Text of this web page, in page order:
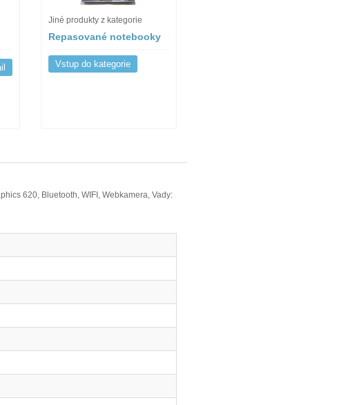
Jiné produkty z kategorie
Repasované notebooky
Vstup do kategorie
620, Bluetooth, WIFI, Webkamera, Vady: